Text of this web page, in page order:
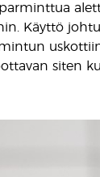
Käyttö
siten